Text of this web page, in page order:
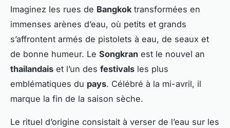
Imaginez les rues de Bangkok transformées en
immenses arènes d’eau, où petits et grands
s’affrontent armés de pistolets à eau, de seaux et
de bonne humeur. Le Songkran est le nouvel an
thailandais et l’un des festivals les plus
emblématiques du pays. Célébré à la mi-avril, il
marque la fin de la saison sèche.
Le rituel d’origine consistait à verser de l’eau sur les